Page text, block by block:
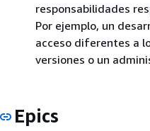
responsabilidades
Por ejemplo, un
acceso diferentes a
versiones o un
Epics